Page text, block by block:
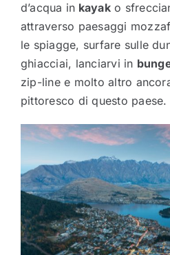
d’acqua in kayako
attraverso paesaggi
le spiagge, surfare sulle
ghiacciai, lanciarvi in
zip-line e molto altro
pittoresco di questo paese.